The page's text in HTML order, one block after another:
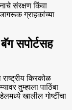
संरक्षण किंवा
ग्राहकांच्या
सपोर्टसह
किरकोळ
तुम्हाला पाठिंबा
खालील गोष्टींचा